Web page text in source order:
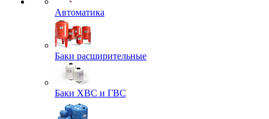
Автоматика
Баки расширительные
Баки ХВС и ГВС